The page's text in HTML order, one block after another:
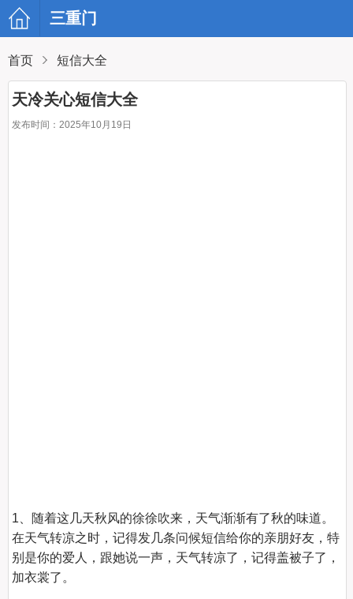
三重门
首页 短信大全
天冷关心短信大全
发布时间：2025年10月19日
1、随着这几天秋风的徐徐吹来，天气渐渐有了秋的味道。
在天气转凉之时，记得发几条问候短信给你的亲朋好友，特
别是你的爱人，跟她说一声，天气转凉了，记得盖被子了，
加衣裳了。